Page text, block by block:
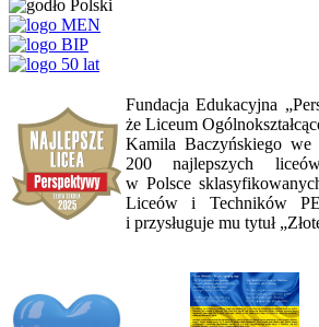
Fundacja Edukacyjna
że Liceum
Kamila Baczyńskiego we
200 najlepszych liceów
w Polsce
Liceów i Techników
i przysługuje mu tytuł